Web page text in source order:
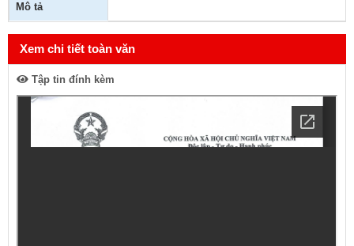
Mô tả
Xem chi tiết toàn văn
Tập tin đính kèm